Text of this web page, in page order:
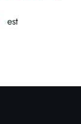
est